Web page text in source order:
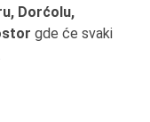
Dorćolu,
gde će svaki